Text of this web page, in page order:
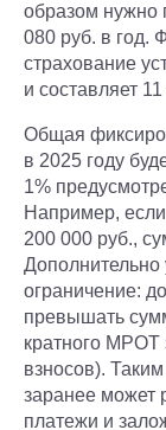
образом нужно
080 руб. в год.
страхование
и составляет
Общая
в 2025 году
1%
Например,
200 000 руб.,
Дополнительно
ограничение:
превышать
кратного МРОТ
взносов).
заранее может
платежи и